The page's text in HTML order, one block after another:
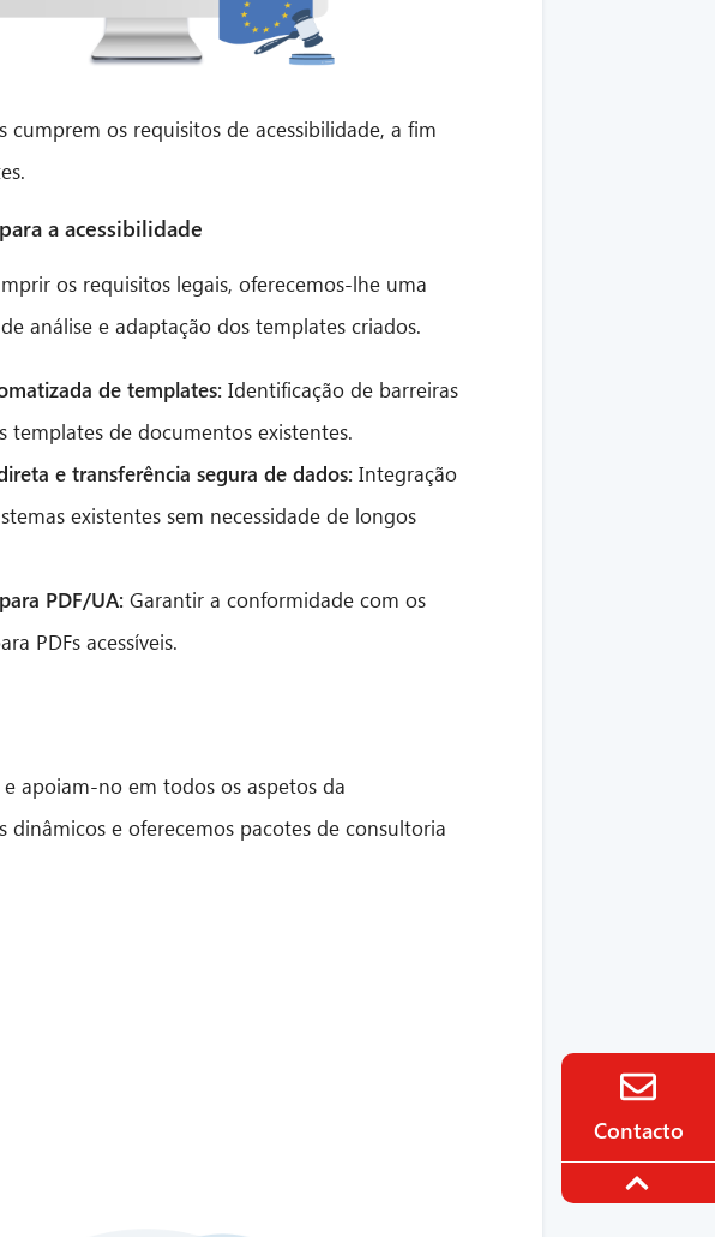
os requisitos de acessibilidade, a fim
a acessibilidade
os requisitos legais, oferecemos-lhe uma
análise e adaptação dos templates criados.
de templates: Identificação de barreiras
templates de documentos existentes.
e transferência segura de dados: Integração
existentes sem necessidade de longos
PDF/UA: Garantir a conformidade com os
PDFs acessíveis.
apoiam-no em todos os aspetos da
e oferecemos pacotes de consultoria
Contacto